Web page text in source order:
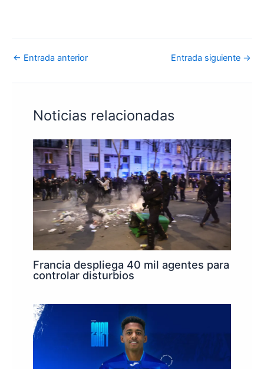
← Entrada anterior Entrada siguiente →
Noticias relacionadas
Francia despliega 40 mil agentes para
controlar disturbios